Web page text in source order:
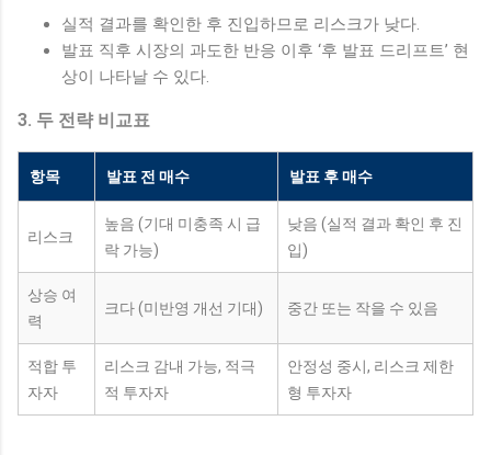
실적 결과를 확인한 후 진입하므로 리스크가 낮다.
발표 직후 시장의 과도한 반응 이후 ‘후 발표 드리프트’ 현
상이 나타날 수 있다.
3. 두 전략 비교표
항목 발표 전 매수 발표 후 매수
리스크
높음 (기대 미충족 시 급
락 가능)
낮음 (실적 결과 확인 후 진
입)
상승 여
력
크다 (미반영 개선 기대) 중간 또는 작을 수 있음
적합 투
자자
리스크 감내 가능, 적극
적 투자자
안정성 중시, 리스크 제한
형 투자자